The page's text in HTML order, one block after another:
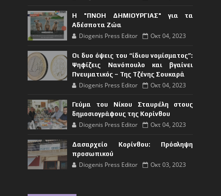
Η "ΠΝΟΗ ΔΗΜΙΟΥΡΓΙΑΣ" για τα
Αδέσποτα Ζώα
Diogenis Press Editor Οκτ 04, 2023
Οι δυο όψεις του “ίδιου νομίσματος”:
Ψηφίζεις Νανόπουλο και βγαίνει
Πνευματικός – Της Τζένης Σουκαρά
Diogenis Press Editor Οκτ 04, 2023
Γεύμα του Νίκου Σταυρέλη στους
δημοσιογράφους της Κορίνθου
Diogenis Press Editor Οκτ 04, 2023
Δασαρχείο Κορίνθου: Πρόσληψη
προσωπικού
Diogenis Press Editor Οκτ 03, 2023